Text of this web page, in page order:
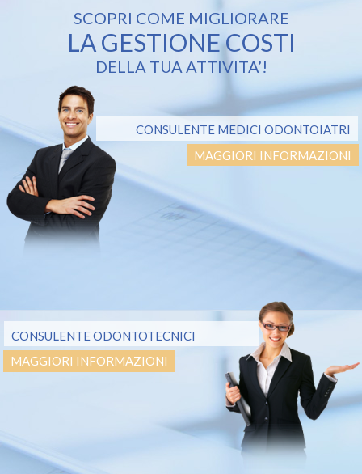
SCOPRI COME MIGLIORARE
LA GESTIONE COSTI
DELLA TUA ATTIVITA’!
CONSULENTE MEDICI ODONTOIATRI
MAGGIORI INFORMAZIONI
CONSULENTE ODONTOTECNICI
MAGGIORI INFORMAZIONI